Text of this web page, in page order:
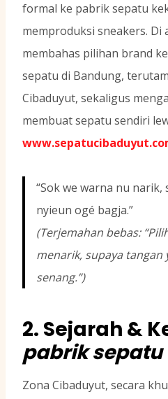
formal ke pabrik sepatu
memproduksi sneakers. Di
membahas pilihan brand
sepatu di Bandung,
Cibaduyut, sekaligus
membuat sepatu sendiri
“Sok we warna nu
nyieun ogé bagja.”
(Terjemahan bebas:
menarik, supaya
senang.”)
2. Sejarah &
pabrik
Zona Cibaduyut, secara